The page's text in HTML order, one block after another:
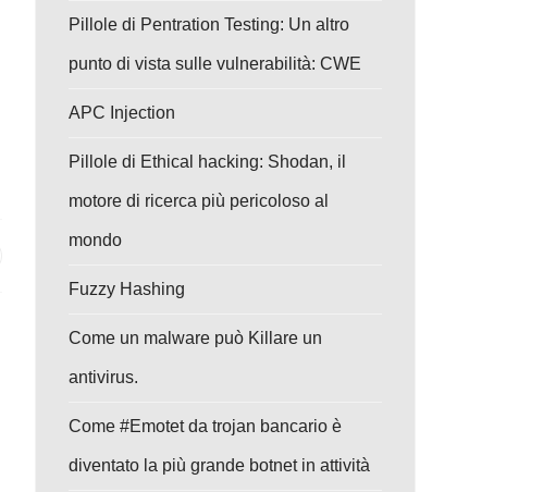
Pillole di Pentration Testing: Un altro
punto di vista sulle vulnerabilità: CWE
APC Injection
Pillole di Ethical hacking: Shodan, il
motore di ricerca più pericoloso al
mondo
Fuzzy Hashing
Come un malware può Killare un
antivirus.
Come #Emotet da trojan bancario è
diventato la più grande botnet in attività